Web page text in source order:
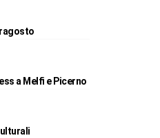
a Melfi e Picerno